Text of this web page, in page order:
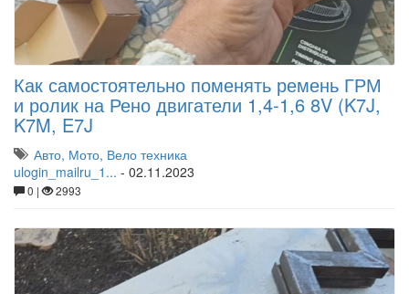
Как самостоятельно поменять ремень ГРМ
и ролик на Рено двигатели 1,4-1,6 8V (K7J,
K7M, E7J
Авто, Мото, Вело техника
ulogin_mailru_1... - 02.11.2023
0 | 2993